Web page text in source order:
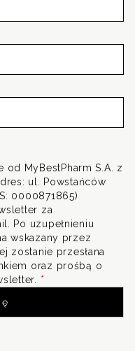
MyBestPharm S.A. z
ul. Powstańców
0000871865)
za
Po uzupełnieniu
wskazany przez
zostanie przesłana
oraz prośbą o
*